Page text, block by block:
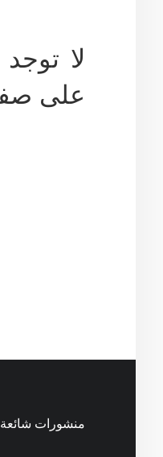
لا
على
منشورات شائعة